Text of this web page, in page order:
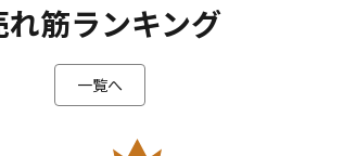
れ筋ランキング
一覧へ